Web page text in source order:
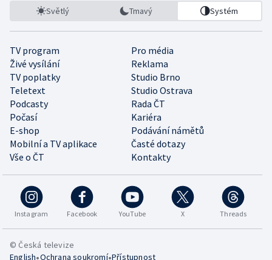
Světlý Tmavý Systém
TV program
Pro média
Živé vysílání
Reklama
TV poplatky
Studio Brno
Teletext
Studio Ostrava
Podcasty
Rada ČT
Počasí
Kariéra
E-shop
Podávání námětů
Mobilní a TV aplikace
Časté dotazy
Vše o ČT
Kontakty
Instagram Facebook YouTube X Threads
© Česká televize
English•Ochrana soukromí•Přístupnost